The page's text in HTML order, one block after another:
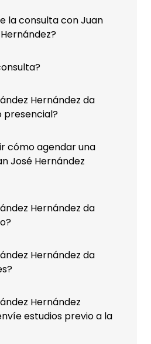
la consulta con Juan
Hernández da
presencial?
cómo agendar una
José Hernández
Hernández da
Hernández da
Hernández
estudios previo a la